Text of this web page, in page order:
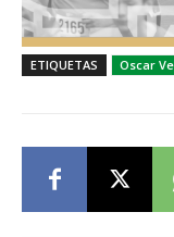
ETIQUETAS Oscar